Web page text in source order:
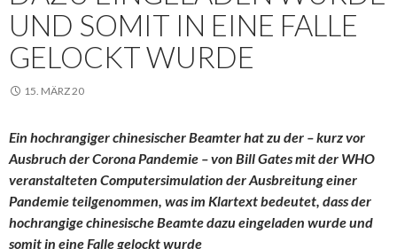
UND SOMIT IN EINE FALLE
GELOCKT WURDE
15. MÄRZ 20
Ein hochrangiger chinesischer Beamter hat zu der – kurz vor
Ausbruch der Corona Pandemie – von Bill Gates mit der WHO
veranstalteten Computersimulation der Ausbreitung einer
Pandemie teilgenommen, was im Klartext bedeutet, dass der
hochrangige chinesische Beamte dazu eingeladen wurde und
somit in eine Falle gelockt wurde